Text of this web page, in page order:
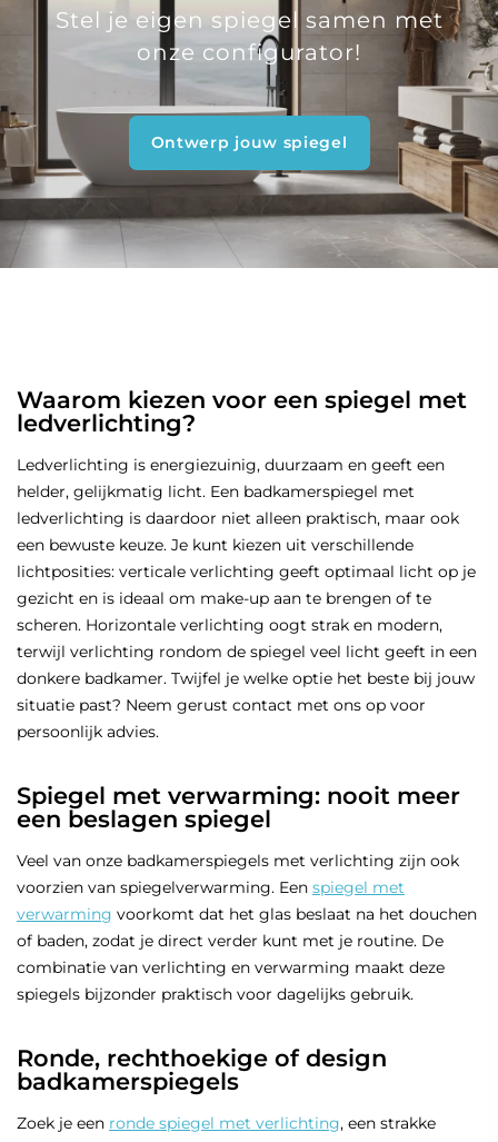
Stel je eigen spiegel samen met
onze configurator!
Ontwerp jouw spiegel
Waarom kiezen voor een spiegel met
ledverlichting?
Ledverlichting is energiezuinig, duurzaam en geeft een
helder, gelijkmatig licht. Een badkamerspiegel met
ledverlichting is daardoor niet alleen praktisch, maar ook
een bewuste keuze. Je kunt kiezen uit verschillende
lichtposities: verticale verlichting geeft optimaal licht op je
gezicht en is ideaal om make-up aan te brengen of te
scheren. Horizontale verlichting oogt strak en modern,
terwijl verlichting rondom de spiegel veel licht geeft in een
donkere badkamer. Twijfel je welke optie het beste bij jouw
situatie past? Neem gerust contact met ons op voor
persoonlijk advies.
Spiegel met verwarming: nooit meer
een beslagen spiegel
Veel van onze badkamerspiegels met verlichting zijn ook
voorzien van spiegelverwarming. Een spiegel met
verwarming voorkomt dat het glas beslaat na het douchen
of baden, zodat je direct verder kunt met je routine. De
combinatie van verlichting en verwarming maakt deze
spiegels bijzonder praktisch voor dagelijks gebruik.
Ronde, rechthoekige of design
badkamerspiegels
Zoek je een ronde spiegel met verlichting, een strakke